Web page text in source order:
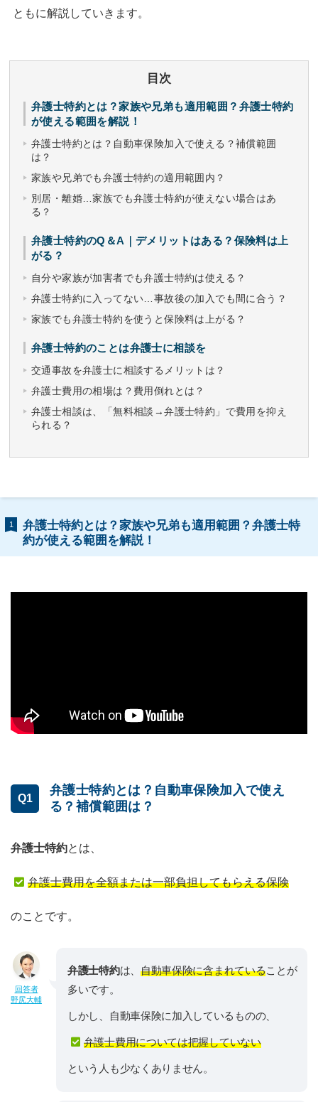
ともに解説していきます。
目次
弁護士特約とは？家族や兄弟も適用範囲？弁護士特約
が使える範囲を解説！
弁護士特約とは？自動車保険加入で使える？補償範囲
は？
家族や兄弟でも弁護士特約の適用範囲内？
別居・離婚…家族でも弁護士特約が使えない場合はあ
る？
弁護士特約のQ＆A｜デメリットはある？保険料は上
がる？
自分や家族が加害者でも弁護士特約は使える？
弁護士特約に入ってない…事故後の加入でも間に合う？
家族でも弁護士特約を使うと保険料は上がる？
弁護士特約のことは弁護士に相談を
交通事故を弁護士に相談するメリットは？
弁護士費用の相場は？費用倒れとは？
弁護士相談は、「無料相談→弁護士特約」で費用を抑え
られる？
1
弁護士特約とは？家族や兄弟も適用範囲？弁護士特
約が使える範囲を解説！
Q1
弁護士特約とは？自動車保険加入で使え
る？補償範囲は？
弁護士特約とは、
弁護士費用を全額または一部負担してもらえる保険
のことです。
回答者
野尻大輔
弁護士特約は、 自動車保険に含まれていることが
多いです。
しかし、自動車保険に加入しているものの、
弁護士費用については把握していない
という人も少なくありません。